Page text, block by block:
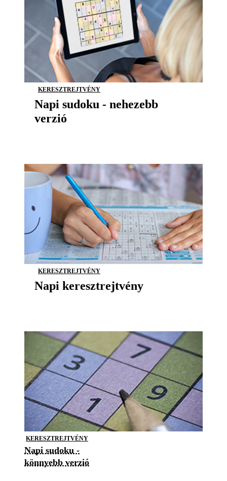
KERESZTREJTVÉNY
Napi sudoku - nehezebb
verzió
KERESZTREJTVÉNY
Napi keresztrejtvény
KERESZTREJTVÉNY
Napi sudoku -
könnyebb verzió